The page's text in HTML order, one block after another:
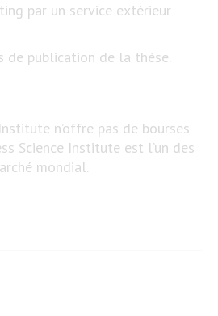
par un service extérieur
de publication de la thèse.
n’offre pas de bourses
Science Institute est l’un des
mondial.